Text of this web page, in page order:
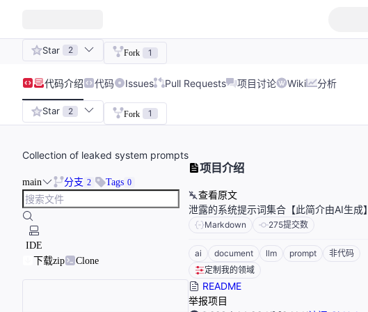
Star 2 Fork 1
代码介绍 代码 Issues Pull Requests 项目讨论 Wiki 分析
Star 2 Fork 1
Collection of leaked system prompts
main 分支 2 Tags 0
IDE
下载zip
Clone
项目介绍
查看原文
泄露的系统提示词集合【此简介由AI生成】
Markdown 275提交数
ai document llm prompt
非代码
定制我的领域
README
举报项目